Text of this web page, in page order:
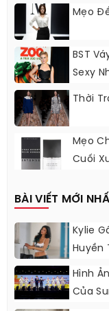
Mẹo
BST
Sexy
Thời
Mẹo
Cuối
BÀI VIẾT MỚI
Kylie
Huyền
Hình
Của